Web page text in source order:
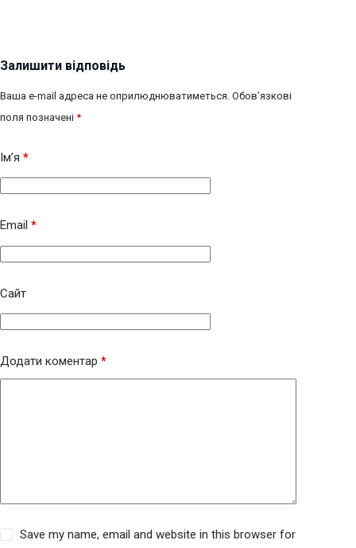
Залишити відповідь
Ваша e-mail адреса не оприлюднюватиметься. Обов’язкові
поля позначені *
Ім’я *
Email *
Сайт
Додати коментар *
Save my name, email and website in this browser for